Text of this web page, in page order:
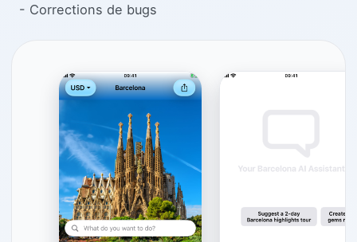
- Corrections de bugs